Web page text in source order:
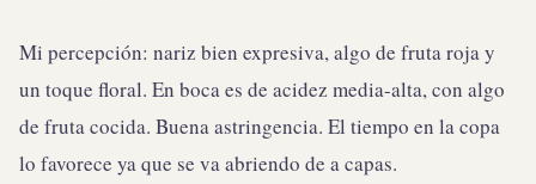
Mi percepción: nariz bien expresiva, algo de fruta roja y
un toque floral. En boca es de acidez media-alta, con algo
de fruta cocida. Buena astringencia. El tiempo en la copa
lo favorece ya que se va abriendo de a capas.